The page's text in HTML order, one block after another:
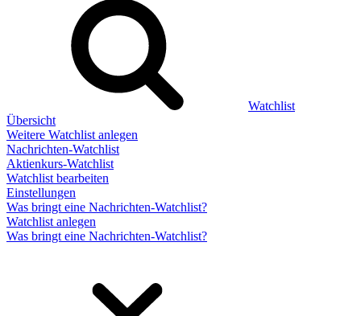
Watchlist
Übersicht
Weitere Watchlist anlegen
Nachrichten-Watchlist
Aktienkurs-Watchlist
Watchlist bearbeiten
Einstellungen
Was bringt eine Nachrichten-Watchlist?
Watchlist anlegen
Was bringt eine Nachrichten-Watchlist?